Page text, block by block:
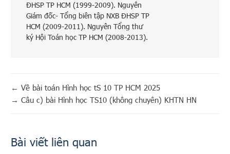
ĐHSP TP HCM (1999-2009). Nguyên
Giám đốc- Tổng biên tập NXB ĐHSP TP
HCM (2009-2011). Nguyên Tổng thư
ký Hội Toán học TP HCM (2008-2013).
← Về bài toán Hình học tS 10 TP HCM 2025
→ Câu c) bài Hình học TS10 (không chuyên) KHTN HN
Bài viết liên quan